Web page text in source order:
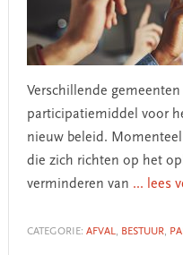
Verschillende
participatiemiddel voor
nieuw beleid.
die zich richten op het
verminderen van ... lees
CATEGORIE: AFVAL, BESTUUR,